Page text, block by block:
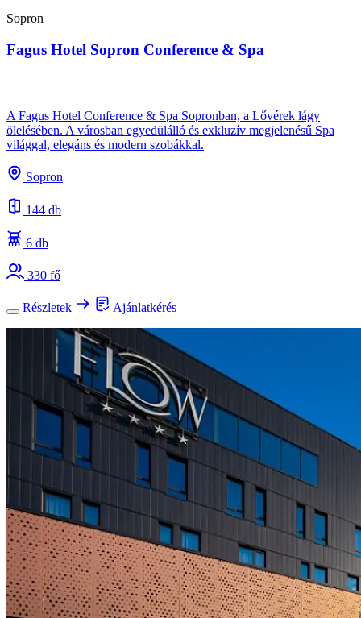
Sopron
Fagus Hotel Sopron Conference & Spa
A Fagus Hotel Conference & Spa Sopronban, a Lővérek lágy
ölelésében. A városban egyedülálló és exkluzív megjelenésű Spa
világgal, elegáns és modern szobákkal.
Sopron
144 db
6 db
330 fő
Részletek Ajánlatkérés